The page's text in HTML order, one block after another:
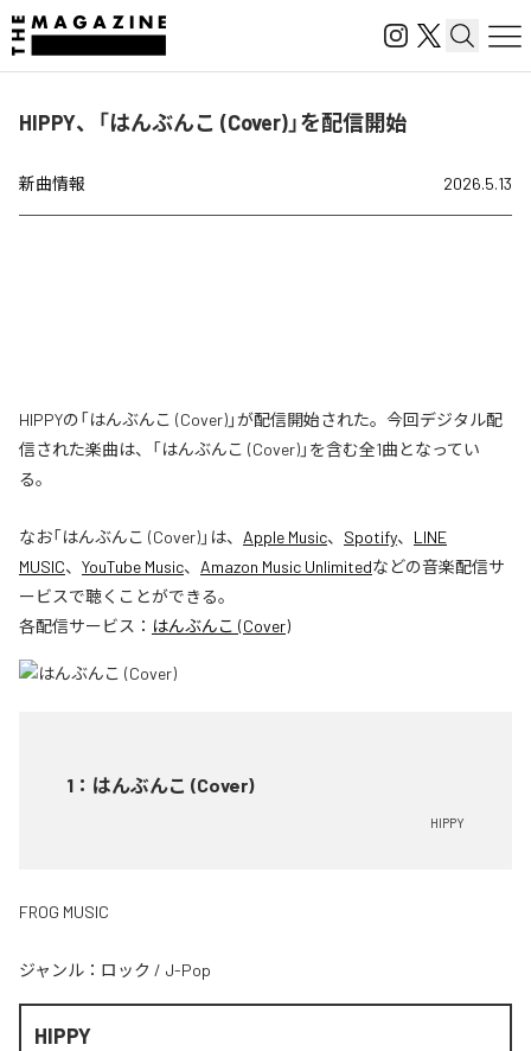
HIPPY、「はんぶんこ (Cover)」を配信開始
新曲情報 2026.5.13
HIPPYの「はんぶんこ (Cover)」が配信開始された。今回デジタル配
信された楽曲は、「はんぶんこ (Cover)」を含む全1曲となってい
る。
なお「はんぶんこ (Cover)」は、 Apple Music、 Spotify、 LINE
MUSIC、 YouTube Music、 Amazon Music Unlimitedなどの音楽配信サ
ービスで聴くことができる。
各配信サービス： はんぶんこ (Cover)
1 ： はんぶんこ (Cover)
HIPPY
FROG MUSIC
ジャンル： ロック / J-Pop
HIPPY